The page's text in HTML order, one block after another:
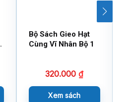
Bộ Sách Gieo Hạt
Cùng Vĩ Nhân Bộ 1
320.000₫
Xem sách